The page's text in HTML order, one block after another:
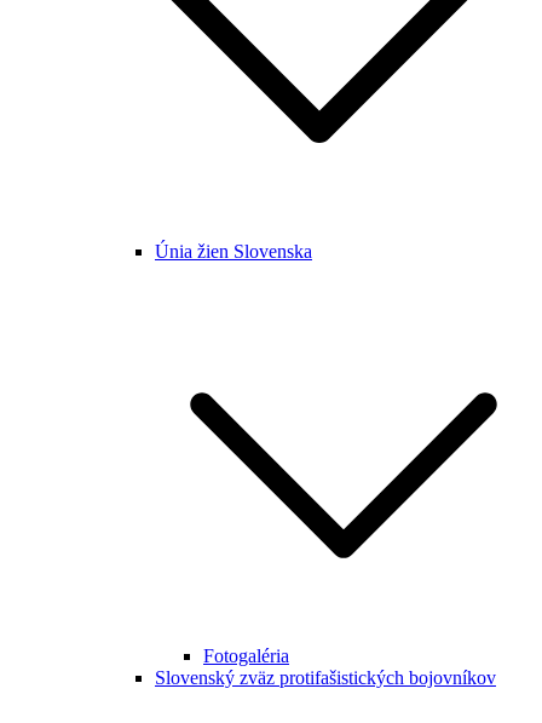
Únia žien Slovenska
Fotogaléria
Slovenský zväz protifašistických bojovníkov